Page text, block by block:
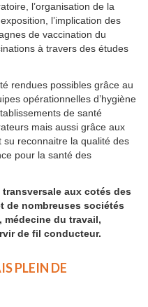
l’organisation de la
l’implication des
de vaccination du
à travers des études
rendues possibles grâce au
opérationnelles d’hygiène
de santé
mais aussi grâce aux
reconnaitre la qualité des
pour la santé des
transversale aux cotés des
de nombreuses sociétés
médecine du travail,
de fil conducteur.
PLEIN DE